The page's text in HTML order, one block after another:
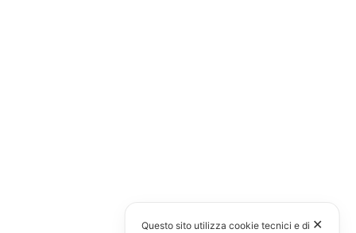
✕
Questo sito utilizza cookie tecnici e di